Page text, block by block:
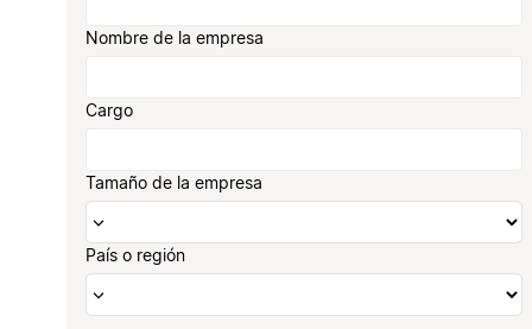
Nombre de la empresa
Cargo
Tamaño de la empresa
País o región